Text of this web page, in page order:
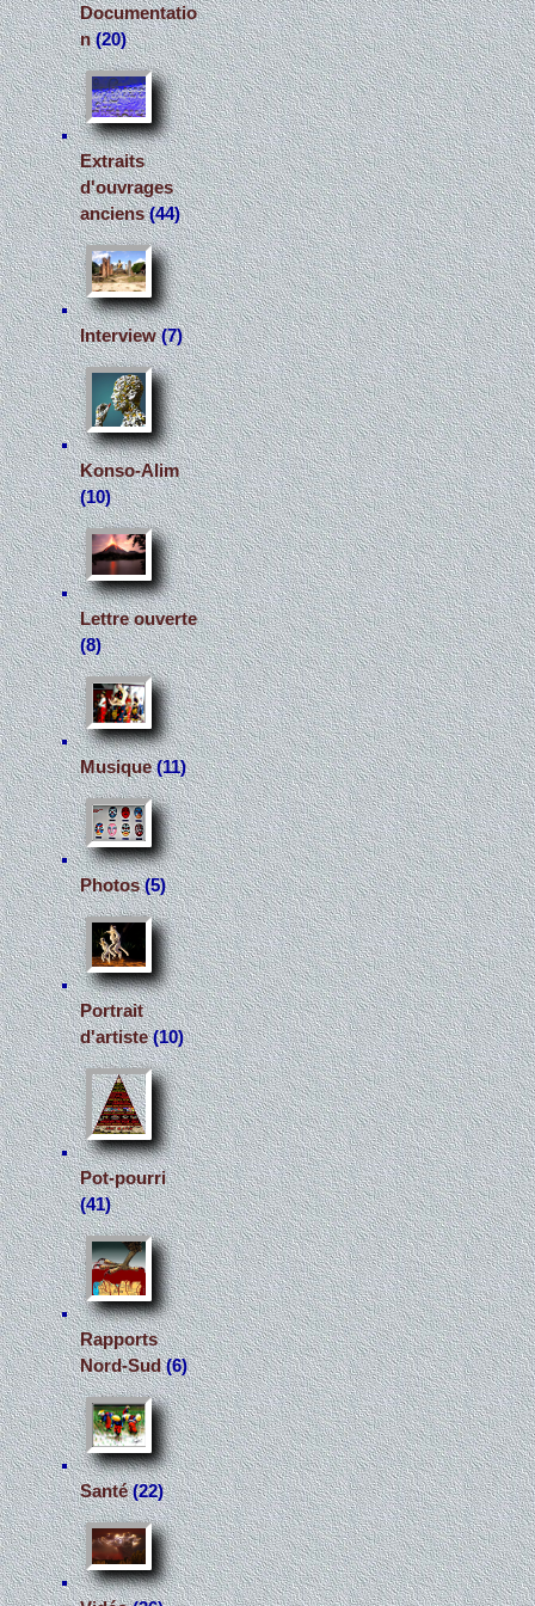
Documentatio
n(20)
Extraits
d'ouvrages
anciens(44)
Interview(7)
Konso-Alim
(10)
Lettre ouverte
(8)
Musique(11)
Photos(5)
Portrait
d'artiste(10)
Pot-pourri
(41)
Rapports
Nord-Sud(6)
Santé(22)